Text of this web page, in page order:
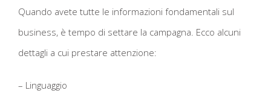
Quando avete tutte le informazioni fondamentali sul
business, è tempo di settare la campagna. Ecco alcuni
dettagli a cui prestare attenzione:
– Linguaggio